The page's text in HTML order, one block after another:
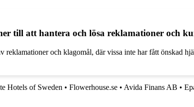
till att hantera och lösa reklamationer och
och klagomål, där vissa inte har fått önskad
Hotels of Sweden • Flowerhouse.se • Avida Finans AB •